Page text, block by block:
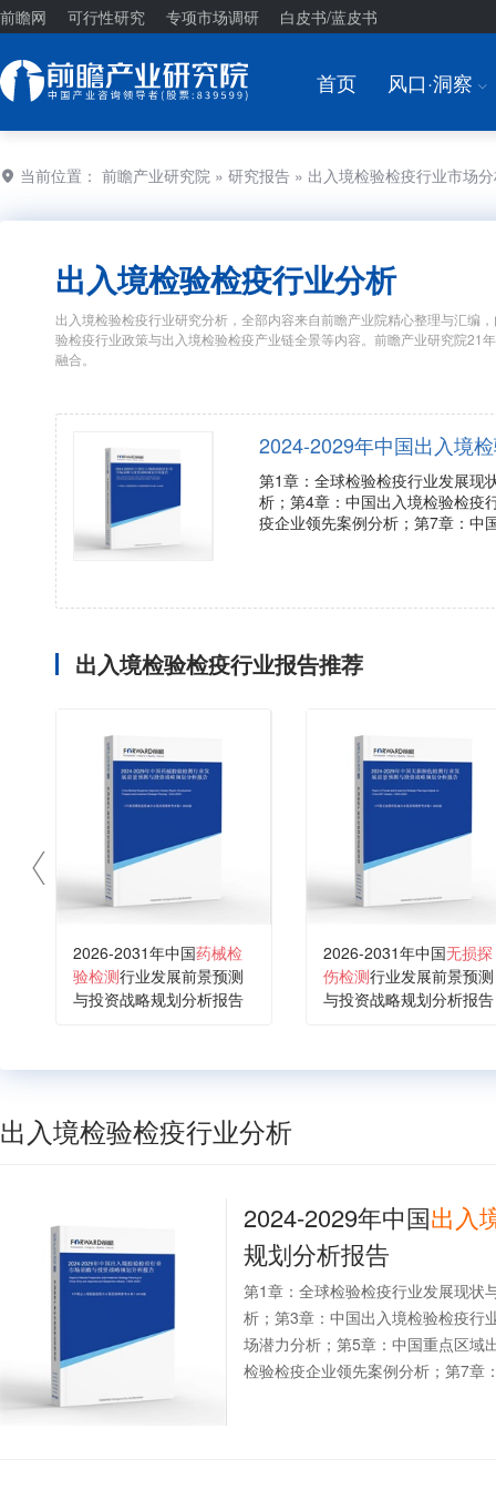
前瞻网 可行性研究 专项市场调研 白皮书/蓝皮书
首页 风口·洞察 I
当前位置： 前瞻产业研究院 » 研究报告 » 出入境检验检疫行业市场
出入境检验检疫行业分析
出入境检验检疫行业研究分析，全部内容来自前瞻产业院精心整理与汇编
验检疫行业政策与出入境检验检疫产业链全景等内容。前瞻产业研究院21
融合。
2024-2029年中国出入境
第1章：全球检验检疫行业发展现
析；第4章：中国出入境检验检疫
疫企业领先案例分析；第7章：中
出入境检验检疫行业报告推荐
2026-2031年中国药械检
验检测行业发展前景预测
与投资战略规划分析报告
2026-2031年中国无损探
伤检测行业发展前景预测
与投资战略规划分析报告
出入境检验检疫行业分析
2024-2029年中国出入
规划分析报告
第1章：全球检验检疫行业发展现状
析；第3章：中国出入境检验检疫行
场潜力分析；第5章：中国重点区域
检验检疫企业领先案例分析；第7章